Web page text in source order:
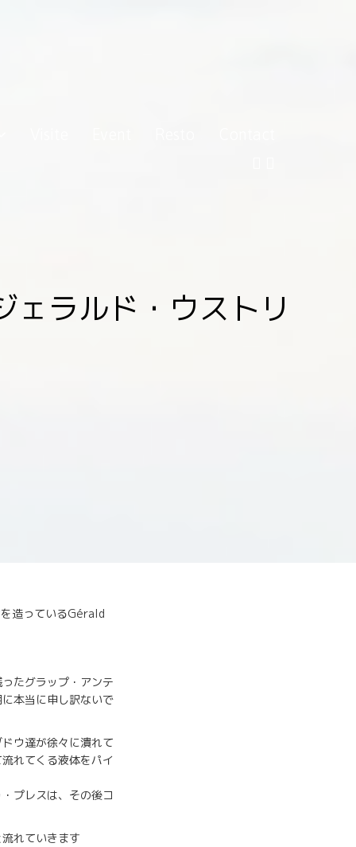
ェラルド・ウストリ
造っているGérald
たグラップ・アンテ
本当に申し訳ないで
ウ達が徐々に潰れて
れてくる液体をパイ
プレスは、その後コ
いきます